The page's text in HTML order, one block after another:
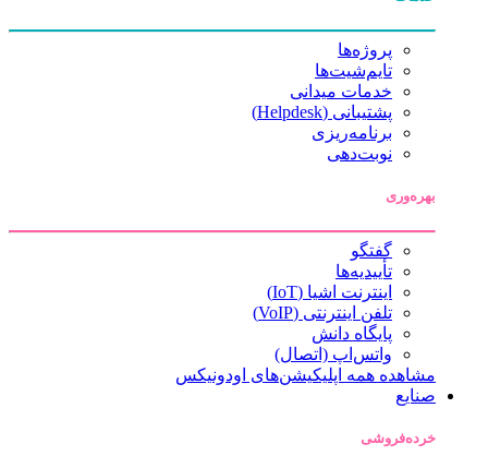
پروژه‌ها
تایم‌شیت‌ها
خدمات میدانی
پشتیبانی (Helpdesk)
برنامه‌ریزی
نوبت‌دهی
بهره‌وری
گفتگو
تأییدیه‌ها
اینترنت اشیا (IoT)
تلفن اینترنتی (VoIP)
پایگاه دانش
واتس‌اپ (اتصال)
مشاهده همه اپلیکیشن‌های اودونیکس
صنایع
خرده‌فروشی